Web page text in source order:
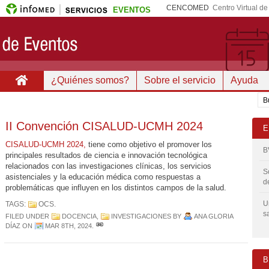
EVENTOS CENCOMED Centro Virtual
¿Quiénes somos? Sobre el servicio Ayuda
II Convención CISALUD-UCMH 2024
CISALUD-UCMH 2024, tiene como objetivo el promover los
principales resultados de ciencia e innovación tecnológica
relacionados con las investigaciones clínicas, los servicios
asistenciales y la educación médica como respuestas a
problemáticas que influyen en los distintos campos de la salud.
TAGS: OCS.
FILED UNDER DOCENCIA INVESTIGACIONES BY
ANA GLORIA
DÍAZ ON MAR 8TH, 2024